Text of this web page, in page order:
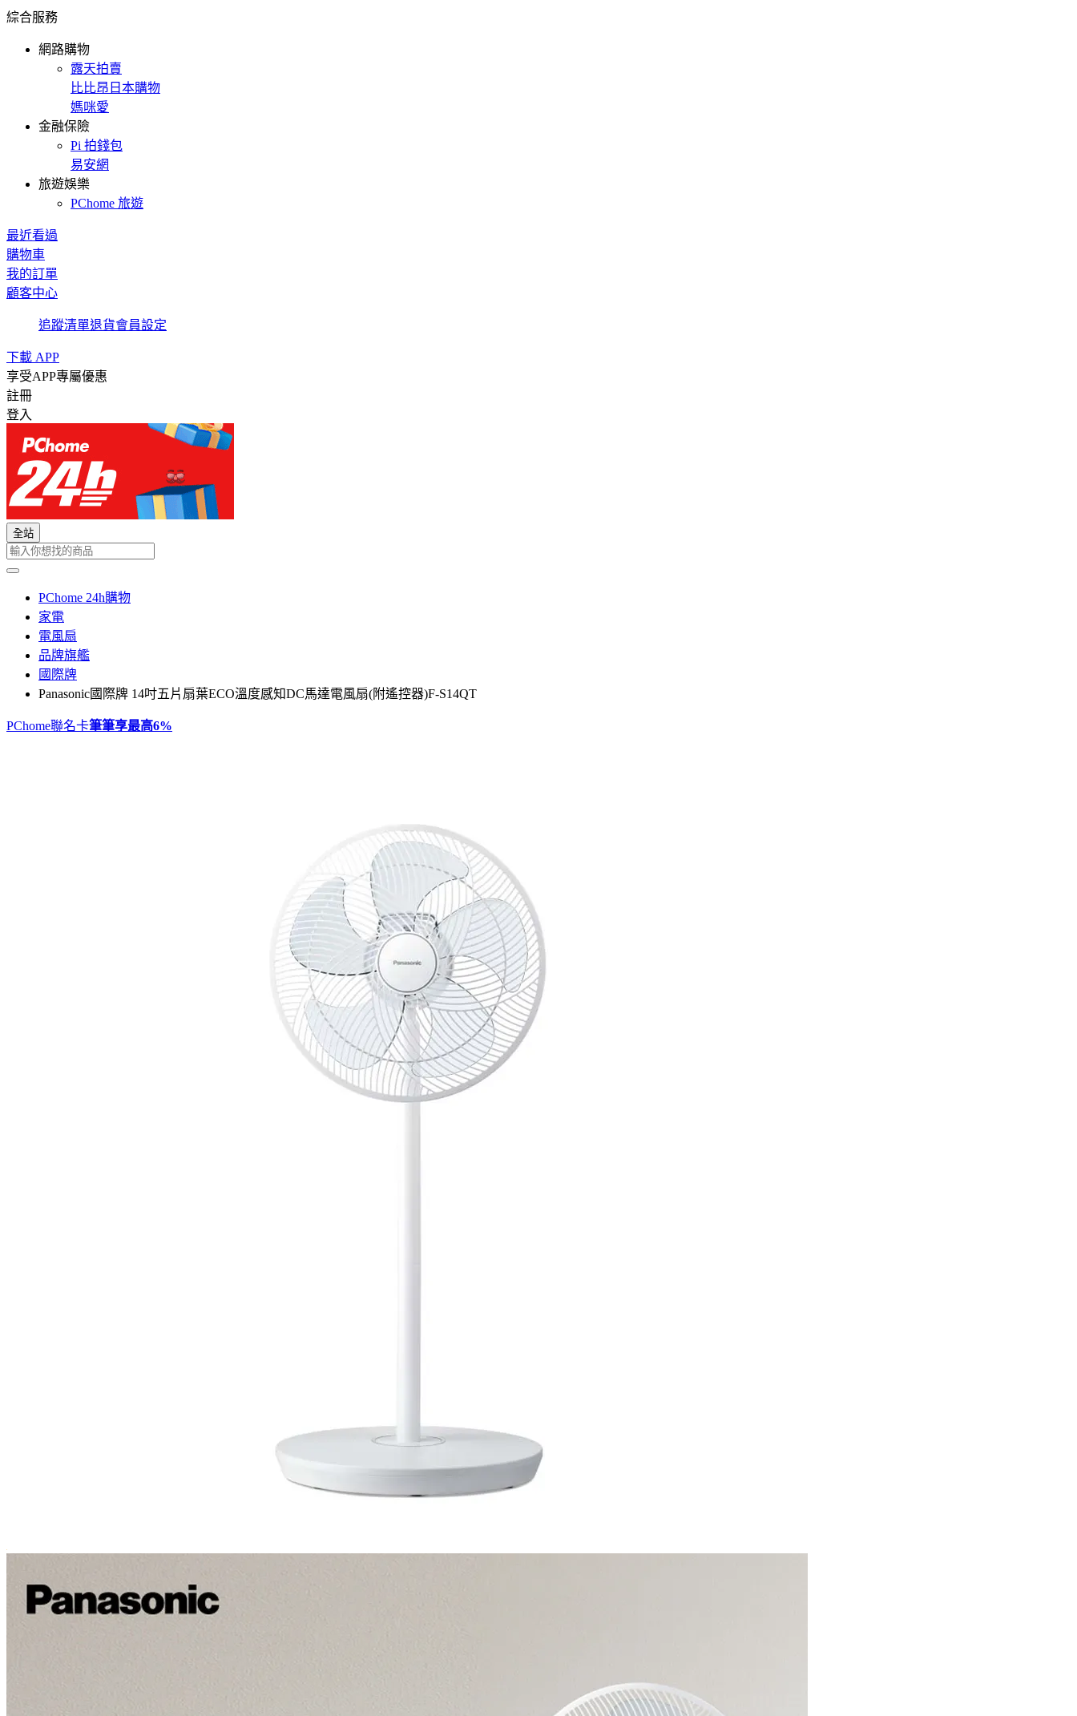
綜合服務
網路購物
露天拍賣
比比昂日本購物
媽咪愛
金融保險
Pi 拍錢包
易安網
旅遊娛樂
PChome 旅遊
最近看過
購物車
我的訂單
顧客中心
追蹤清單退貨會員設定
下載 APP
享受APP專屬優惠
註冊
登入
全站
PChome 24h購物
家電
電風扇
品牌旗艦
國際牌
Panasonic國際牌 14吋五片扇葉ECO溫度感知DC馬達電風扇(附遙控器)F-S14QT
PChome聯名卡筆筆享最高6%